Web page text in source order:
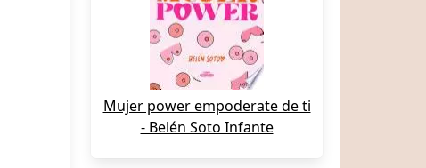
Mujer power empoderate de ti
- Belén Soto Infante